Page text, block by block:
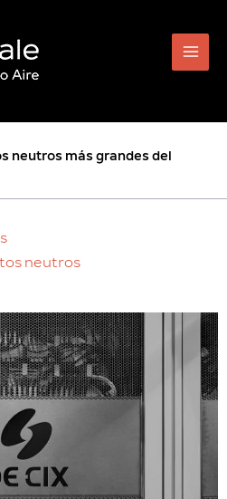
neutros más grandes del
neutros